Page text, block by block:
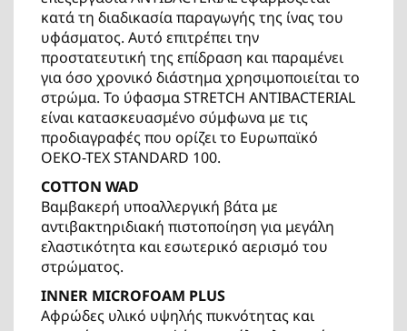
κατά τη διαδικασία παραγωγής της ίνας του
υφάσματος. Αυτό επιτρέπει την
προστατευτική της επίδραση και παραμένει
για όσο χρονικό διάστημα χρησιμοποιείται το
στρώμα. Το ύφασμα STRETCH ANTIBACTERIAL
είναι κατασκευασμένο σύμφωνα με τις
προδιαγραφές που ορίζει το Ευρωπαϊκό
OEKO-TEX STANDARD 100.
COTTON WAD
Βαμβακερή υποαλλεργική βάτα με
αντιβακτηριδιακή πιστοποίηση για μεγάλη
ελαστικότητα και εσωτερικό αερισμό του
στρώματος.
INNER MICROFOAM PLUS
Αφρώδες υλικό υψηλής πυκνότητας και